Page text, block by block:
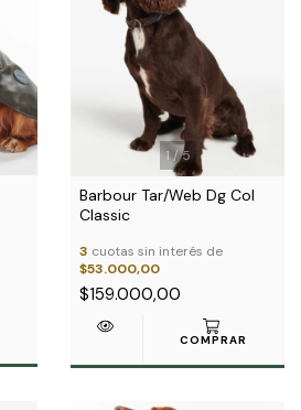
1/5
Barbour Tar/Web Dg Col
Classic
3 cuotas sin interés de
$53.000,00
$159.000,00
COMPRAR